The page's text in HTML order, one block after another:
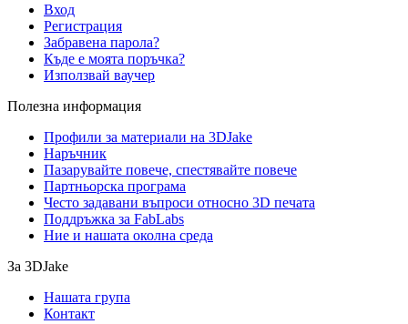
Вход
Регистрация
Забравена парола?
Къде е моята поръчка?
Използвай ваучер
Полезна информация
Профили за материали на 3DJake
Наръчник
Пазарувайте повече, спестявайте повече
Партньорска програма
Често задавани въпроси относно 3D печата
Поддръжка за FabLabs
Ние и нашата околна среда
За 3DJake
Нашата група
Контакт